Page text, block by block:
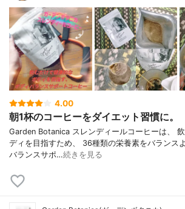
4.00
朝1杯のコーヒーをダイエット習慣に。
Garden Botanica スレンディールコーヒーは、
ディを目指すため、 36種類の栄養素をバランス
バランスサポ…続きを見る